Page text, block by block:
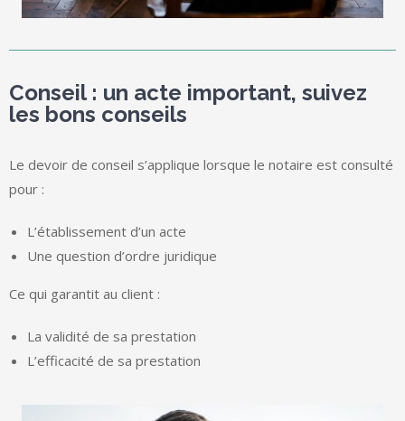
Conseil : un acte important, suivez
les bons conseils
Le devoir de conseil s’applique lorsque le notaire est consulté
pour :
L’établissement d’un acte
Une question d’ordre juridique
Ce qui garantit au client :
La validité de sa prestation
L’efficacité de sa prestation